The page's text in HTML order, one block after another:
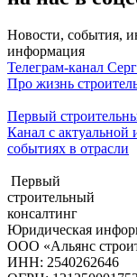
Новости, события,
информация
Телеграм-канал
Про жизнь
Первый
Канал с актуальной
событиях в отрасли
Первый
строительный
консалтинг
Юридическая
ООО «Альянс
ИНН: 2540262646